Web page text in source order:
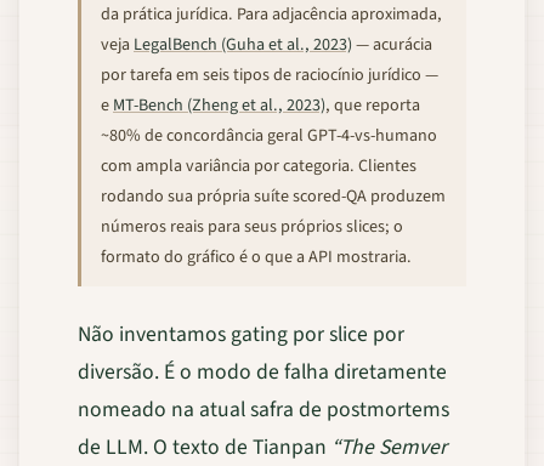
da prática jurídica. Para adjacência aproximada,
veja LegalBench (Guha et al., 2023) — acurácia
por tarefa em seis tipos de raciocínio jurídico —
e MT-Bench (Zheng et al., 2023), que reporta
~80% de concordância geral GPT-4-vs-humano
com ampla variância por categoria. Clientes
rodando sua própria suíte scored-QA produzem
números reais para seus próprios slices; o
formato do gráfico é o que a API mostraria.
Não inventamos gating por slice por
diversão. É o modo de falha diretamente
nomeado na atual safra de postmortems
de LLM. O texto de Tianpan “The Semver